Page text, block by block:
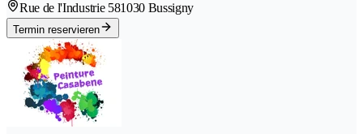
Rue de l'Industrie 581030 Bussigny
Termin reservieren